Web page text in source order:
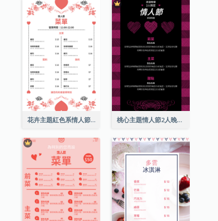
花卉主題紅色系情人節菜單 桃心主題情人節2人晚餐菜單